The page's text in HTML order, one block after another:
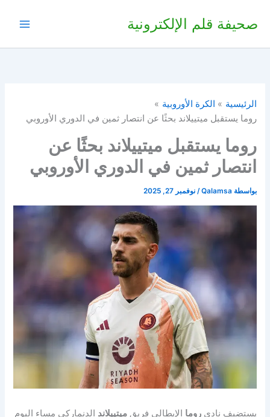
صحيفة قلم الإلكترونية
الرئيسية
الكرة الأوروبية
روما يستقبل ميتييلاند بحثًا عن انتصار ثمين في الدوري الأوروبي
روما يستقبل ميتييلاند بحثًا عن
انتصار ثمين في الدوري الأوروبي
بواسطة Qalamsa
/نوفمبر 27, 2025
يستضيف ناديروما الإيطالي فريقميتييلاند الدنماركي مساء اليوم